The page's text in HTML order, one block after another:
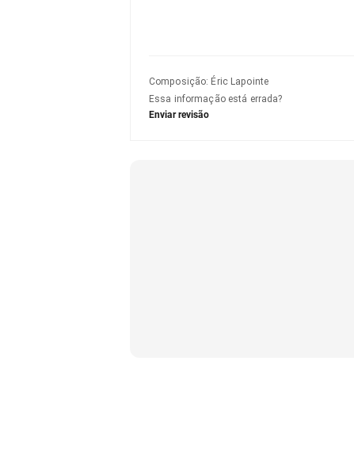
Composição: Éric Lapointe
Essa informação está errada?
Enviar revisão